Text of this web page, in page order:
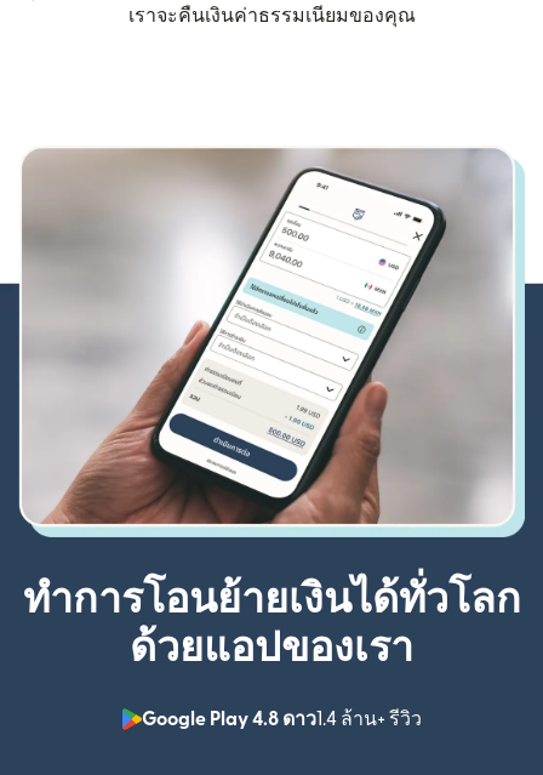
เราจะคืนเงินค่าธรรมเนียมของคุณ
ทำการโอนย้ายเงินได้ทั่วโลก
ด้วยแอปของเรา
Google Play 4.8 ดาว1.4 ล้าน+ รีวิว
(เปิดในหน้าต่